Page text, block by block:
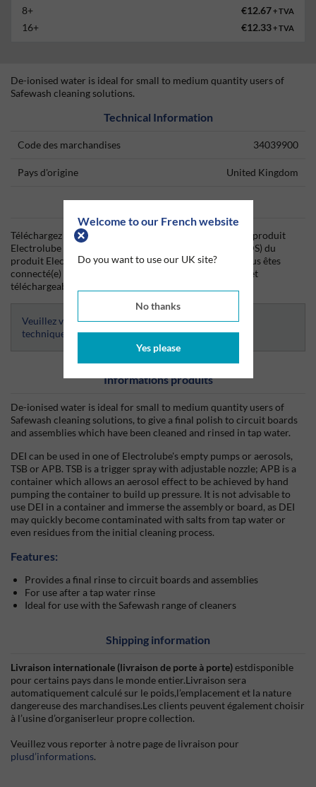
Welcome to our French website
Do you want to use our UK site?
No thanks
Yes please
8+ €12.67+ TVA
16+ €12.33+ TVA
De-ionised water is ideal for small to medium quantity users of
Safewash cleaning solutions.
Technical Information
Code des marchandises 34039900
Pays d'origine United Kingdom
Data Sheets
Téléchargez dès aujourd'hui la fiche technique (TDS) du produit
Electrolube ainsi que la fiche de données de sécurité (SDS) du
produit Electrolube depuis Silmid. Une fois que vous vous êtes
connecté(e) ou inscrit(e), la fiche technique sera visible et
téléchargeable.
Veuillez vous connecter afin d’avoir accès aux fiches
techniques
Informations produits
De-ionised water is ideal for small to medium quantity users of
Safewash cleaning solutions, to give a final polish to circuit boards
and assemblies which have been cleaned and rinsed in tap water.
DEI can be used in one of Electrolube's empty pumps or aerosols,
TSB or APB. TSB is a trigger spray with adjustable nozzle; APB is a
container which allows an aerosol effect to be achieved by hand
pumping the container to build up pressure. It is not advisable to
use DEI in a container and immerse the assembly or board, as DEI
may quickly become contaminated with salts from tap water or
even residues from the initial cleaning process.
Features:
Provides a final rinse to circuit boards and assemblies
For use after a tap water rinse
Ideal for use with the Safewash range of cleaners
Shipping information
Livraison internationale (livraison de porte à porte)estdisponible
pour certains pays dans le monde entier.Livraison sera
automatiquement calculé sur le poids,l’emplacement et la nature
dangereuse des marchandises.Les clients peuvent également choisir
à l’usine d’organiserleur propre collection.
Veuillez vous reporter à notre page de livraison pour
plusd’informations.